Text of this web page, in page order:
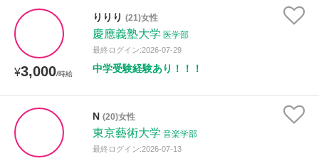
¥3,000/時給
りりり (21)女性
慶應義塾大学 医学部
最終ログイン:2026-07-29
中学受験経験あり！！！
N (20)女性
東京藝術大学 音楽学部
最終ログイン:2026-07-13